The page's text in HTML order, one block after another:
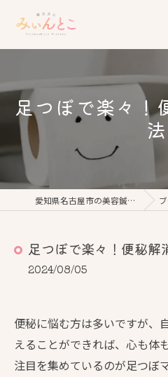
足つぼで楽々！
法
愛知県名古屋市の美容鍼なら鍼灸美心みぃんとこ ブログ
足つぼで楽々！便秘解
2024/08/05
便秘に悩む方は多いですが、
えることができれば、心も体
注目を集めているのが足つぼ